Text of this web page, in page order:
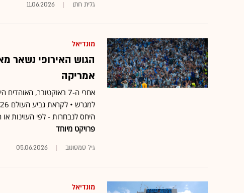
גלית חתן 11.06.2026
מונדיאל
הגוש האירופי נשאר
אמריקה
אחרי ה-7 באוקטובר,
היחס לנבחרות - לפי העוינות או
פרויקט מיוחד
גיל סמסונוב 05.06.2026
מונדיאל